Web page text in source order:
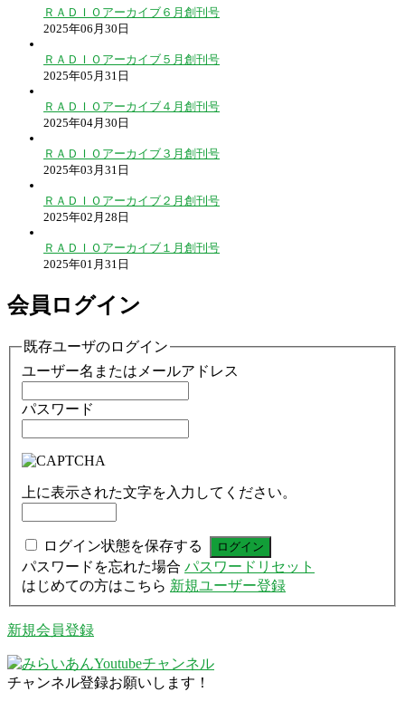
ＲＡＤＩＯアーカイブ６月創刊号
2025年06月30日
ＲＡＤＩＯアーカイブ５月創刊号
2025年05月31日
ＲＡＤＩＯアーカイブ４月創刊号
2025年04月30日
ＲＡＤＩＯアーカイブ３月創刊号
2025年03月31日
ＲＡＤＩＯアーカイブ２月創刊号
2025年02月28日
ＲＡＤＩＯアーカイブ１月創刊号
2025年01月31日
会員ログイン
既存ユーザのログイン
ユーザー名またはメールアドレス
パスワード
上に表示された文字を入力してください。
ログイン状態を保存する
パスワードを忘れた場合 パスワードリセット
はじめての方はこちら 新規ユーザー登録
新規会員登録
チャンネル登録お願いします！